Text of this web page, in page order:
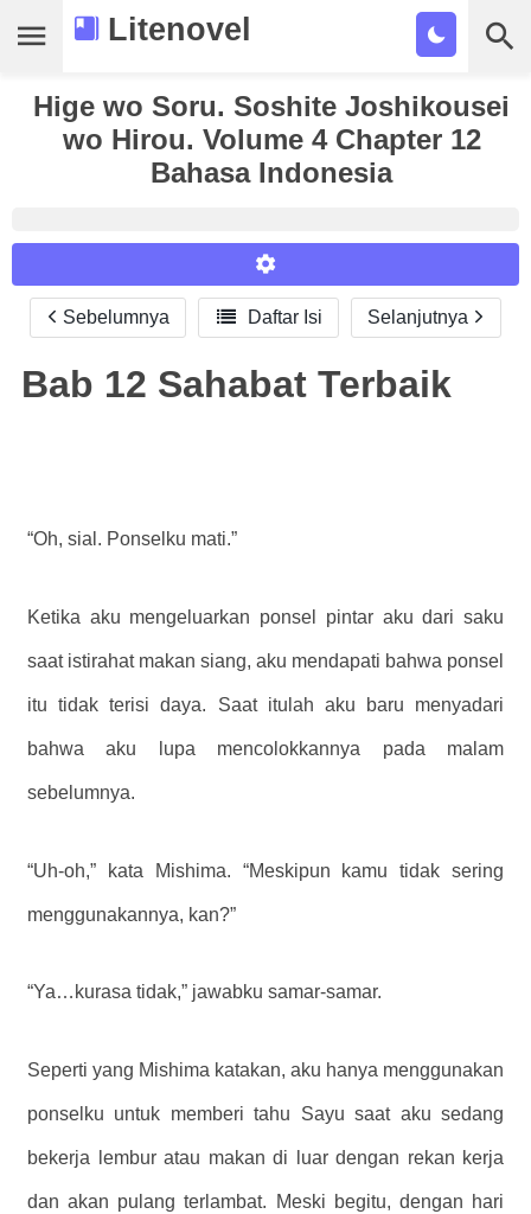
Litenovel
Daftar Novel
Tamat
Bookmark
Hige wo Soru. Soshite Joshikousei
wo Hirou. Volume 4 Chapter 12
Bahasa Indonesia
Reader Settings
Font :
Sebelumnya  Daftar Isi Selanjutnya
Bab 12 Sahabat Terbaik
“Oh, sial. Ponselku mati.”
Ketika aku mengeluarkan ponsel pintar aku dari saku
saat istirahat makan siang, aku mendapati bahwa ponsel
itu tidak terisi daya. Saat itulah aku baru menyadari
bahwa aku lupa mencolokkannya pada malam
sebelumnya.
“Uh-oh,” kata Mishima. “Meskipun kamu tidak sering
menggunakannya, kan?”
“Ya…kurasa tidak,” jawabku samar-samar.
Seperti yang Mishima katakan, aku hanya menggunakan
ponselku untuk memberi tahu Sayu saat aku sedang
bekerja lembur atau makan di luar dengan rekan kerja
dan akan pulang terlambat. Meski begitu, dengan hari